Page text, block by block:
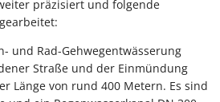
präzisiert und folgende
und Rad-Gehwegentwässerung
Straße und der Einmündung
Länge von rund 400 Metern. Es sind